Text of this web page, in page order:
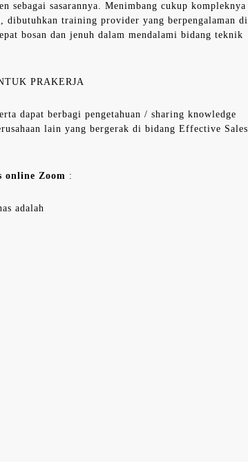
sebagai sasarannya. Menimbang cukup kompleknya
training provider yang berpengalaman di
bosan dan jenuh dalam mendalami bidang teknik
PRAKERJA
dapat berbagi pengetahuan / sharing knowledge
lain yang bergerak di bidang Effective Sales
online Zoom :
adalah